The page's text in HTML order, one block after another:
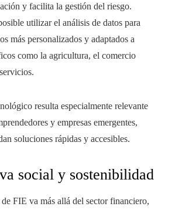
y facilita la gestión del riesgo.
utilizar el análisis de datos para
más personalizados y adaptados a
como la agricultura, el comercio
resulta especialmente relevante
y empresas emergentes,
soluciones rápidas y accesibles.
social y sostenibilidad
FIE va más allá del sector financiero,